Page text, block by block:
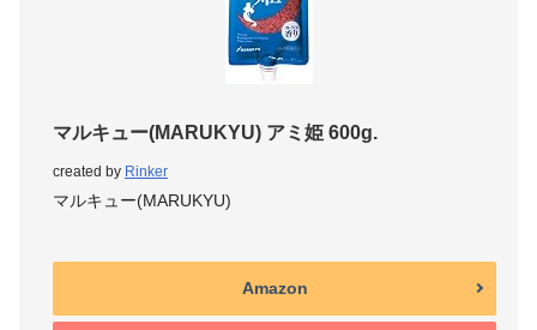
マルキュー(MARUKYU) アミ姫 600g.
created by Rinker
マルキュー(MARUKYU)
Amazon